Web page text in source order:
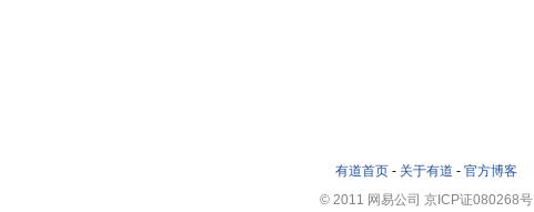
有道首页 - 关于有道 - 官方博客
© 2011 网易公司 京ICP证080268号